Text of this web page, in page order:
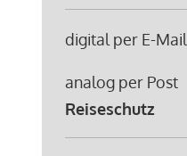
digital per E-Mail
analog per Post
Reiseschutz